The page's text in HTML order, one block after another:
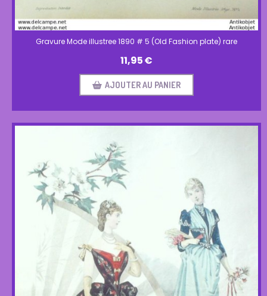
Gravure Mode illustree 1890 # 5 (Old Fashion plate) rare
11,95€
AJOUTER AU PANIER